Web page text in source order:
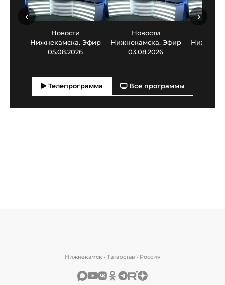
Новости
Нижнекамска. Эфир
05.08.2026
Новости
Нижнекамска. Эфир
03.08.2026
‹ ›
Телепрограмма Все программы
Нижнекамск • Татарстан • Россия